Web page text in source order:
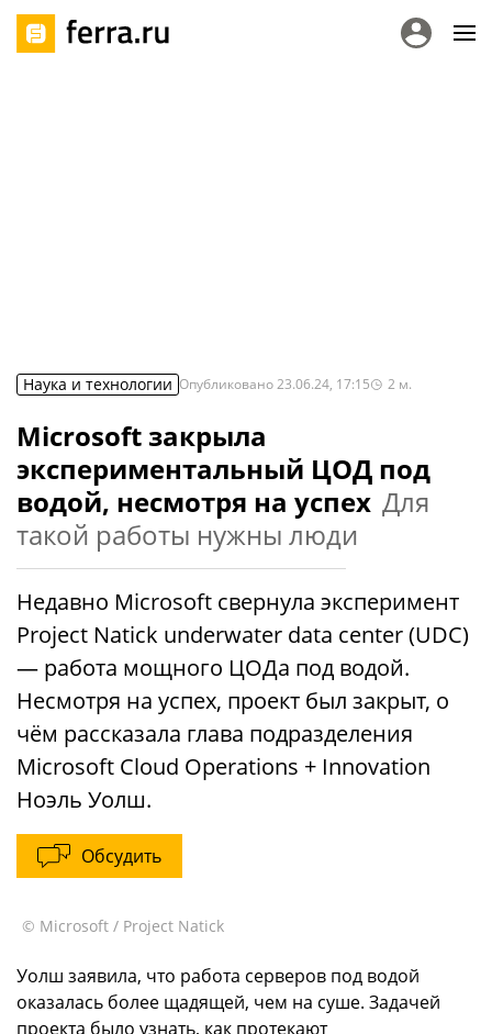
Наука и технологии Опубликовано23.06.24, 17:15 2 м.
Microsoft закрыла
экспериментальный ЦОД под
водой, несмотря на успех Для
такой работы нужны люди
Недавно Microsoft свернула эксперимент
Project Natick underwater data center (UDC)
— работа мощного ЦОДа под водой.
Несмотря на успех, проект был закрыт, о
чём рассказала глава подразделения
Microsoft Cloud Operations + Innovation
Ноэль Уолш.
Обсудить
© Microsoft / Project Natick
Уолш заявила, что работа серверов под водой
оказалась более щадящей, чем на суше. Задачей
проекта было узнать, как протекают